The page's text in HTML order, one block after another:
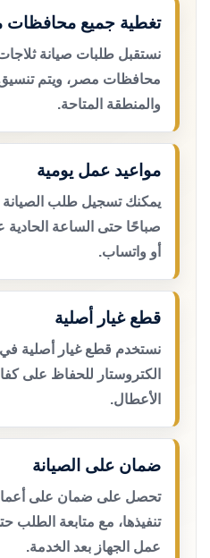
تغطية جميع محافظات
نستقبل طلبات صيانة
محافظات مصر، ويتم
والمنطقة المتاحة.
مواعيد عمل يومية
يمكنك تسجيل طلب الصيانة
صباحًا حتى الساعة
أو واتساب.
قطع غيار أصلية
نستخدم قطع غيار أصلية في
الكتروستار للحفاظ على
الأعطال.
ضمان على الصيانة
تحصل على ضمان على أعمال
تنفيذها، مع متابعة الطلب
عمل الجهاز بعد الخدمة.